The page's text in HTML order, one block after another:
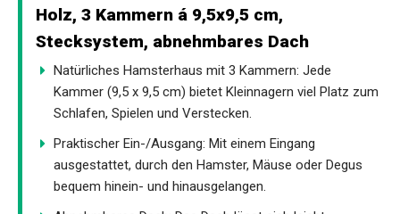
Holz, 3 Kammern á 9,5x9,5 cm,
Stecksystem, abnehmbares Dach
Natürliches Hamsterhaus mit 3 Kammern: Jede
Kammer (9,5 x 9,5 cm) bietet Kleinnagern viel Platz zum
Schlafen, Spielen und Verstecken.
Praktischer Ein-/Ausgang: Mit einem Eingang
ausgestattet, durch den Hamster, Mäuse oder Degus
bequem hinein- und hinausgelangen.